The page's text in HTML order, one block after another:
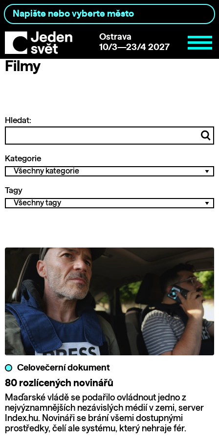
Ostrava
10/3—23/4 2027
Filmy
Hledat:
Kategorie
Tagy
Celovečerní dokument
80 rozlícených novinářů
Maďarské vládě se podařilo ovládnout jedno z
nejvýznamnějších nezávislých médií v zemi, server
Index.hu. Novináři se brání všemi dostupnými
prostředky, čelí ale systému, který nehraje fér.